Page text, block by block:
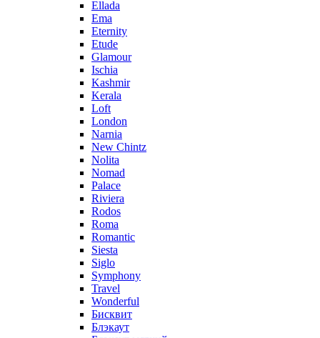
Ellada
Ema
Eternity
Etude
Glamour
Ischia
Kashmir
Kerala
Loft
London
Narnia
New Chintz
Nolita
Nomad
Palace
Riviera
Rodos
Roma
Romantic
Siesta
Siglo
Symphony
Travel
Wonderful
Бисквит
Блэкаут